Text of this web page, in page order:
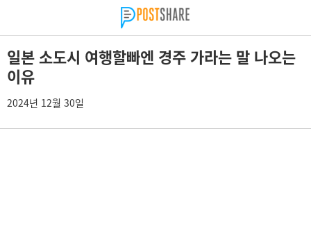
일본 소도시 여행할빠엔 경주 가라는 말 나오는
이유
2024년 12월 30일